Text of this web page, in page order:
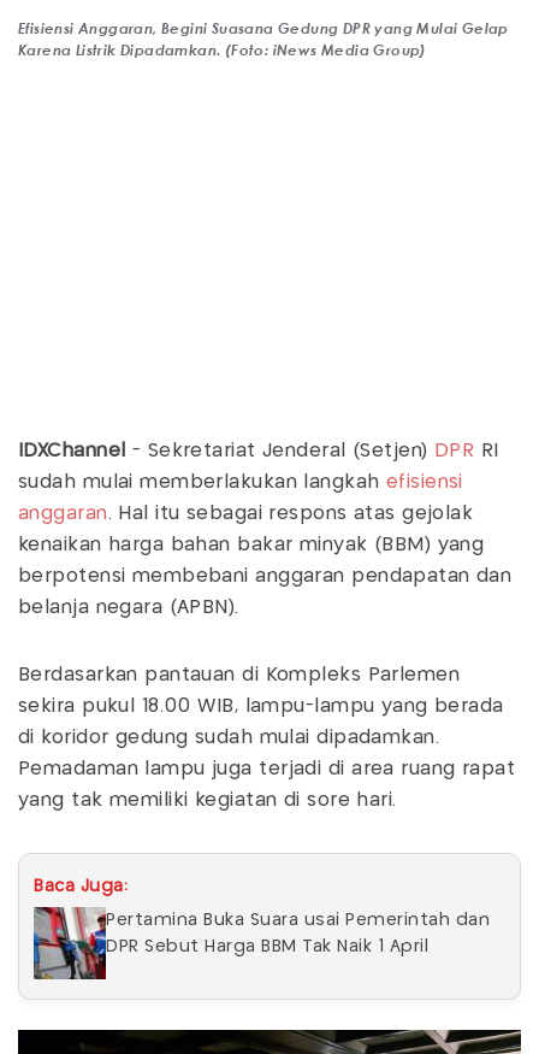
Efisiensi Anggaran, Begini Suasana Gedung DPR yang Mulai Gelap
Karena Listrik Dipadamkan. (Foto: iNews Media Group)
IDXChannel - Sekretariat Jenderal (Setjen) DPR RI
sudah mulai memberlakukan langkah efisiensi
anggaran . Hal itu sebagai respons atas gejolak
kenaikan harga bahan bakar minyak (BBM) yang
berpotensi membebani anggaran pendapatan dan
belanja negara (APBN).
Berdasarkan pantauan di Kompleks Parlemen
sekira pukul 18.00 WIB, lampu-lampu yang berada
di koridor gedung sudah mulai dipadamkan.
Pemadaman lampu juga terjadi di area ruang rapat
yang tak memiliki kegiatan di sore hari.
Baca Juga:
Pertamina Buka Suara usai Pemerintah dan
DPR Sebut Harga BBM Tak Naik 1 April